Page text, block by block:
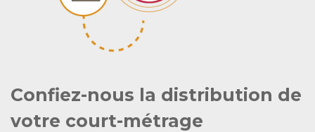
Confiez-nous la distribution de
votre court-métrage